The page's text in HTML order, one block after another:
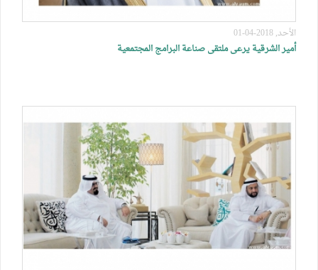
الأحد, 2018-04-01
أمير الشرقية يرعى ملتقى صناعة البرامج المجتمعية